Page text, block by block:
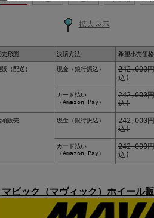
拡大表示
売形態 決済方法 希望小売価格
（配送） 現金（銀行振込）
242,000
込)
カード払い
（Amazon Pay）
242,000
込)
頭販売 現金（銀行振込）
242,000
込)
カード払い
（Amazon Pay）
242,000
込)
マビック（マヴィック）ホイール